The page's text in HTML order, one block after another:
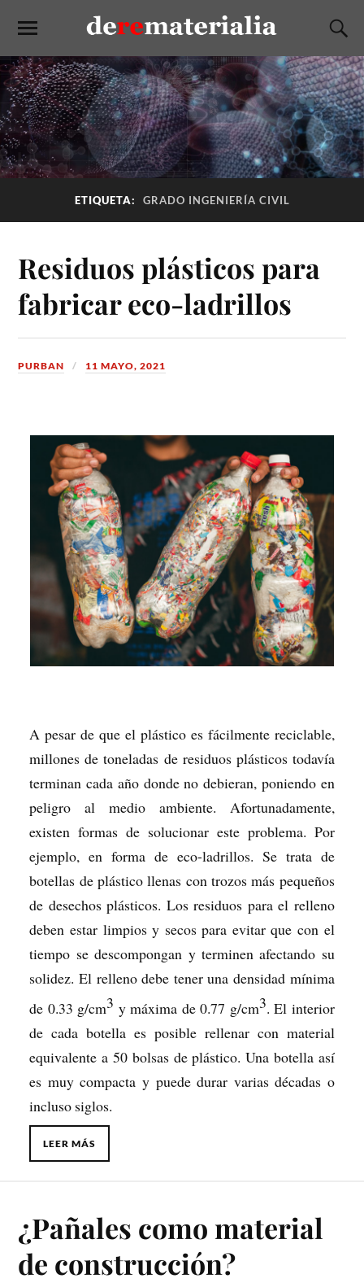
ETIQUETA: GRADO INGENIERÍA CIVIL
Residuos plásticos para
fabricar eco-ladrillos
PURBAN 11 MAYO, 2021
A pesar de que el plástico es fácilmente reciclable,
millones de toneladas de residuos plásticos todavía
terminan cada año donde no debieran, poniendo en
peligro al medio ambiente. Afortunadamente,
existen formas de solucionar este problema. Por
ejemplo, en forma de eco-ladrillos. Se trata de
botellas de plástico llenas con trozos más pequeños
de desechos plásticos. Los residuos para el relleno
deben estar limpios y secos para evitar que con el
tiempo se descompongan y terminen afectando su
solidez. El relleno debe tener una densidad mínima
de 0.33 g/cm3 y máxima de 0.77 g/cm3. El interior
de cada botella es posible rellenar con material
equivalente a 50 bolsas de plástico. Una botella así
es muy compacta y puede durar varias décadas o
incluso siglos.
LEER MÁS
¿Pañales como material
de construcción?